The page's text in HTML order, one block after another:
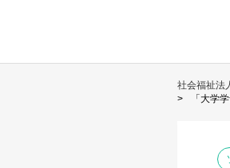
社会福祉法
「大学